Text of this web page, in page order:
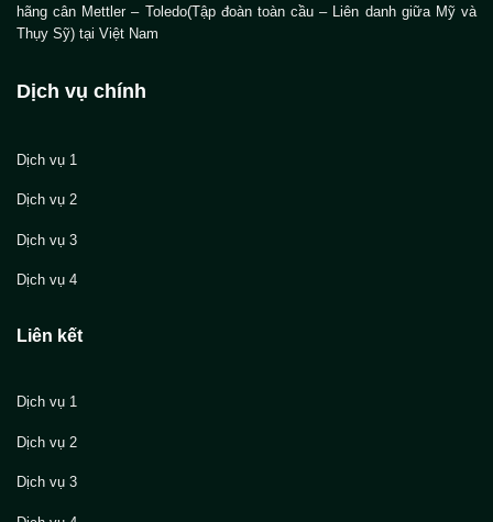
hãng cân Mettler – Toledo(Tập đoàn toàn cầu – Liên danh giữa Mỹ và
Thụy Sỹ) tại Việt Nam
Dịch vụ chính
Dịch vụ 1
Dịch vụ 2
Dịch vụ 3
Dịch vụ 4
Liên kết
Dịch vụ 1
Dịch vụ 2
Dịch vụ 3